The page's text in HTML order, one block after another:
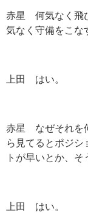
赤星 何気なく飛
気なく守備をこな
上田 はい。
赤星 なぜそれを
ら見てるとポジシ
トが早いとか、そ
上田 はい。